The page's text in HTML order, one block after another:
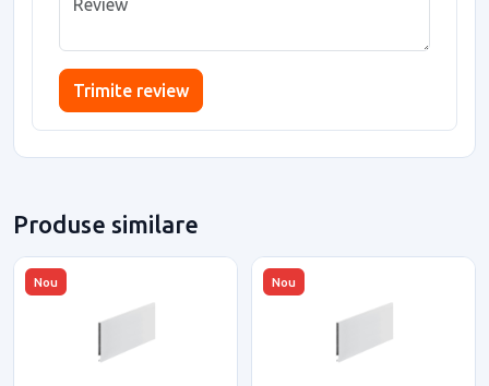
Trimite review
Produse similare
Nou Nou